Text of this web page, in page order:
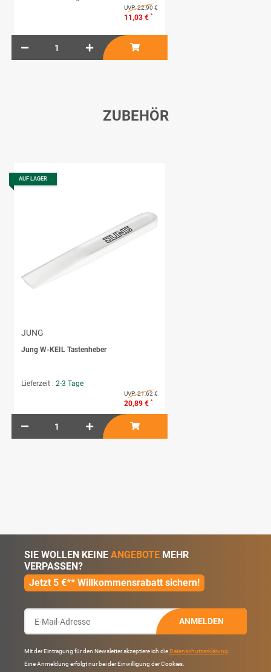
UVP:22,90 €
11,03 € *
ZUBEHÖR
AUF LAGER
JUNG
Jung W-KEIL Tastenheber
Lieferzeit : 2-3 Tage
UVP:21,62 €
20,89 € *
SIE WOLLEN KEINE ANGEBOTE MEHR
VERPASSEN?
Jetzt 5 €** Willkommensrabatt sichern!
ANMELDEN
Mit der Eintragung für den Newsletter akzeptiere ich die Datenschutzerklärung
Eine Anmeldung erfolgt nur bei der Einwilligung der Cookies.